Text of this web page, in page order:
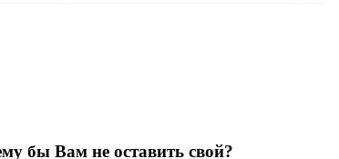
бы Вам не оставить свой?